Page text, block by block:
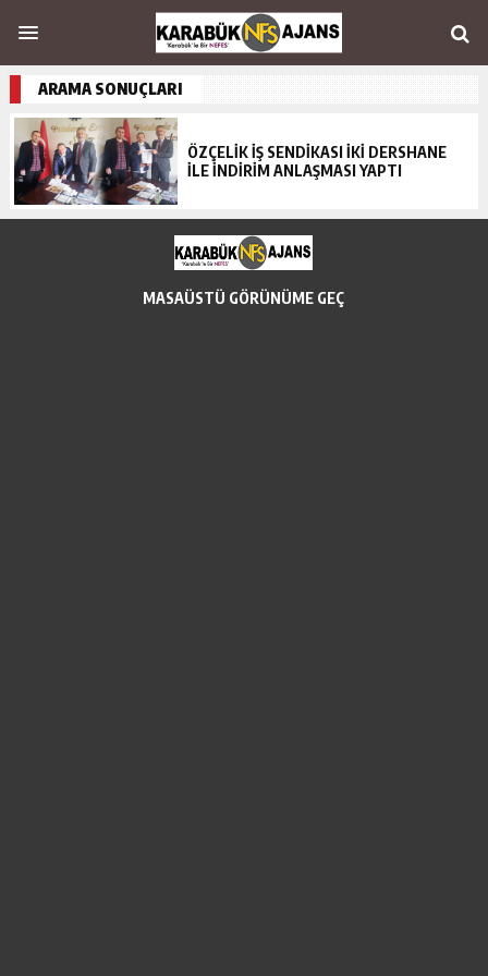
ARAMA SONUÇLARI
ÖZÇELİK İŞ SENDİKASI İKİ DERSHANE
İLE İNDİRİM ANLAŞMASI YAPTI
MASAÜSTÜ GÖRÜNÜME GEÇ